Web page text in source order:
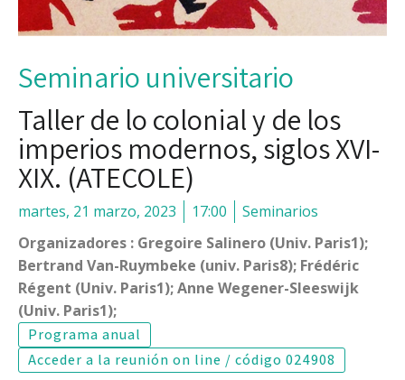
Seminario universitario
Taller de lo colonial y de los
imperios modernos, siglos XVI-
XIX. (ATECOLE)
martes, 21 marzo, 2023 17:00
Seminarios
Organizadores : Gregoire Salinero (Univ. Paris1);
Bertrand Van-Ruymbeke (univ. Paris8); Frédéric
Régent (Univ. Paris1); Anne Wegener-Sleeswijk
(Univ. Paris1);
Programa anual
Acceder a la reunión on line / código 024908